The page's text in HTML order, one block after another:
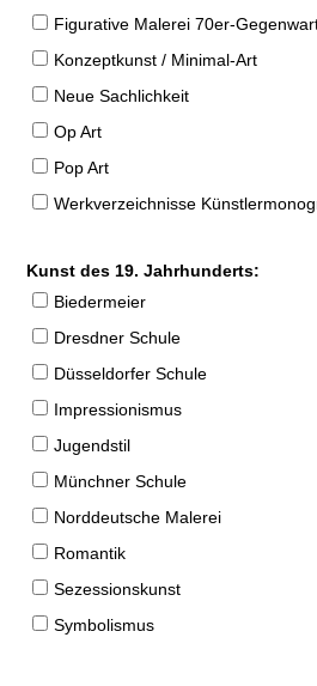
Figurative Malerei 70er-
Konzeptkunst / Minimal-Art
Neue Sachlichkeit
Op Art
Pop Art
Werkverzeichnisse
Kunst des 19. Jahrhunderts:
Biedermeier
Dresdner Schule
Düsseldorfer Schule
Impressionismus
Jugendstil
Münchner Schule
Norddeutsche Malerei
Romantik
Sezessionskunst
Symbolismus